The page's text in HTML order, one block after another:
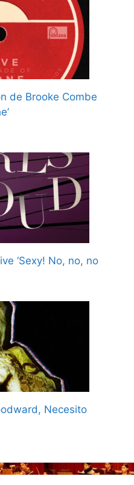
de Brooke Combe
‘Sexy! No, no, no
Necesito